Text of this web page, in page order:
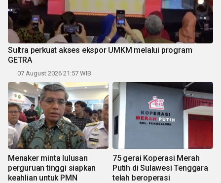
Sultra perkuat akses ekspor UMKM melalui program
GETRA
07 August 2026 21:57 WIB
Menaker minta lulusan
perguruan tinggi siapkan
keahlian untuk PMN
75 gerai Koperasi Merah
Putih di Sulawesi Tenggara
telah beroperasi